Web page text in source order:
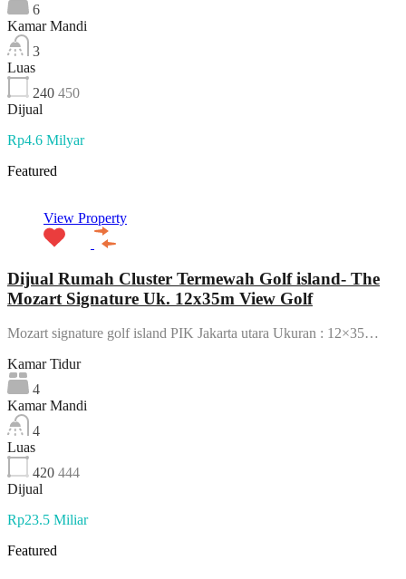
6
Kamar Mandi
3
Luas
240 450
Dijual
Rp4.6 Milyar
Featured
View Property
Dijual Rumah Cluster Termewah Golf island- The
Mozart Signature Uk. 12x35m View Golf
Mozart signature golf island PIK Jakarta utara Ukuran : 12×35…
Kamar Tidur
4
Kamar Mandi
4
Luas
420 444
Dijual
Rp23.5 Miliar
Featured